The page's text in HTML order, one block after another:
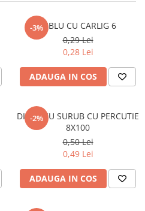
-3%DIBLU CU CARLIG 6
0,29 Lei
0,28 Lei
ADAUGA IN COS
-2%
DIBLU CU SURUB CU PERCUTIE
8X100
0,50 Lei
0,49 Lei
ADAUGA IN COS